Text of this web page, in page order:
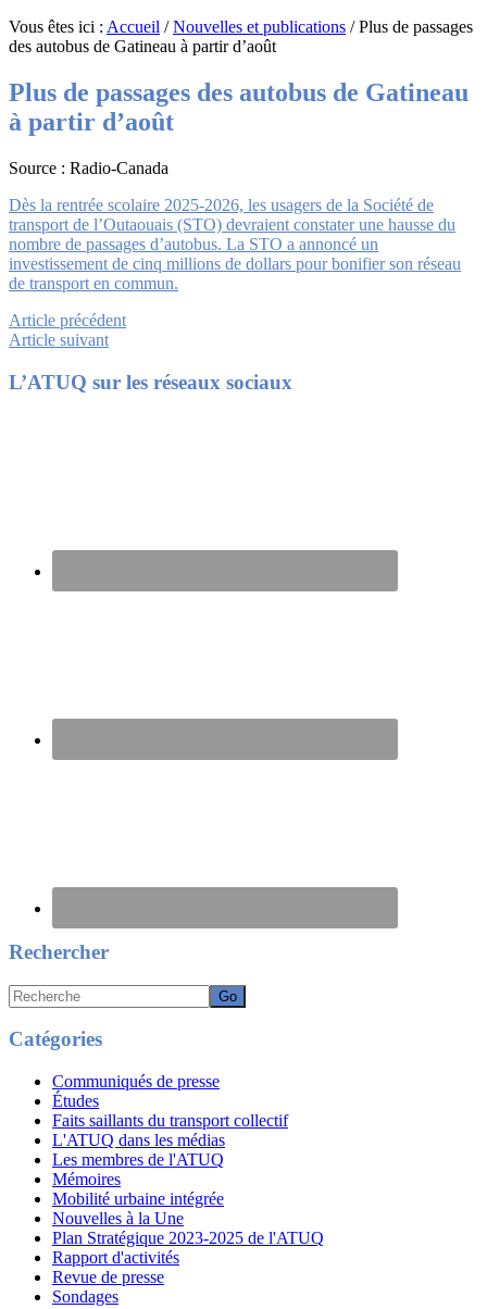
Vous êtes ici : Accueil /Nouvelles et publications /Plus de passages
des autobus de Gatineau à partir d’août
Plus de passages des autobus de Gatineau
à partir d’août
Source : Radio-Canada
Dès la rentrée scolaire 2025-2026, les usagers de la Société de
transport de l’Outaouais (STO) devraient constater une hausse du
nombre de passages d’autobus. La STO a annoncé un
investissement de cinq millions de dollars pour bonifier son réseau
de transport en commun.
Article précédent
Article suivant
Footer
L’ATUQ sur les réseaux sociaux
Rechercher
Recherche
Catégories
Communiqués de presse
Études
Faits saillants du transport collectif
L'ATUQ dans les médias
Les membres de l'ATUQ
Mémoires
Mobilité urbaine intégrée
Nouvelles à la Une
Plan Stratégique 2023-2025 de l'ATUQ
Rapport d'activités
Revue de presse
Sondages